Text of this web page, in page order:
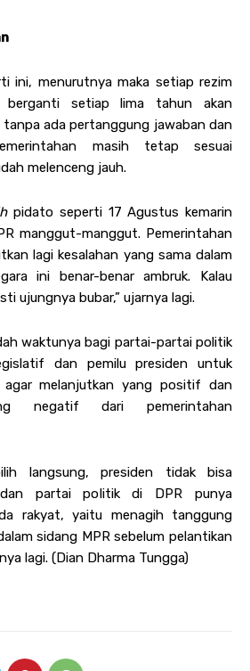
ini, menurutnya maka setiap rezim
berganti setiap lima tahun akan
tanpa ada pertanggung jawaban dan
masih tetap sesuai
melenceng jauh.
pidato seperti 17 Agustus kemarin
manggut-manggut. Pemerintahan
lagi kesalahan yang sama dalam
ini benar-benar ambruk. Kalau
ujungnya bubar,” ujarnya lagi.
waktunya bagi partai-partai politik
dan pemilu presiden untuk
melanjutkan yang positif dan
negatif dari pemerintahan
langsung, presiden tidak bisa
dan partai politik di DPR punya
rakyat, yaitu menagih tanggung
sidang MPR sebelum pelantikan
lagi. (Dian Dharma Tungga)